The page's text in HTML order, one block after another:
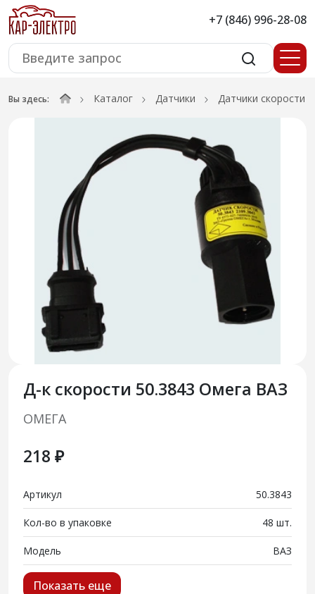
+7 (846) 996-28-08
Вы здесь: Каталог Датчики Датчики скорости
Д-к скорости 50.3843 Омега ВАЗ
ОМЕГА
218 ₽
Артикул 50.3843
Кол-во в упаковке 48 шт.
Модель ВАЗ
Показать еще